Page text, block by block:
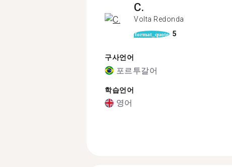
C.
Volta Redonda
format_quote 5
구사언어
포르투갈어
학습언어
영어